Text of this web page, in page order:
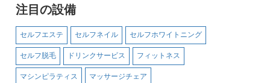
注目の設備
セルフエステ セルフネイル セルフホワイトニング
セルフ脱毛 ドリンクサービス フィットネス
マシンピラティス マッサージチェア